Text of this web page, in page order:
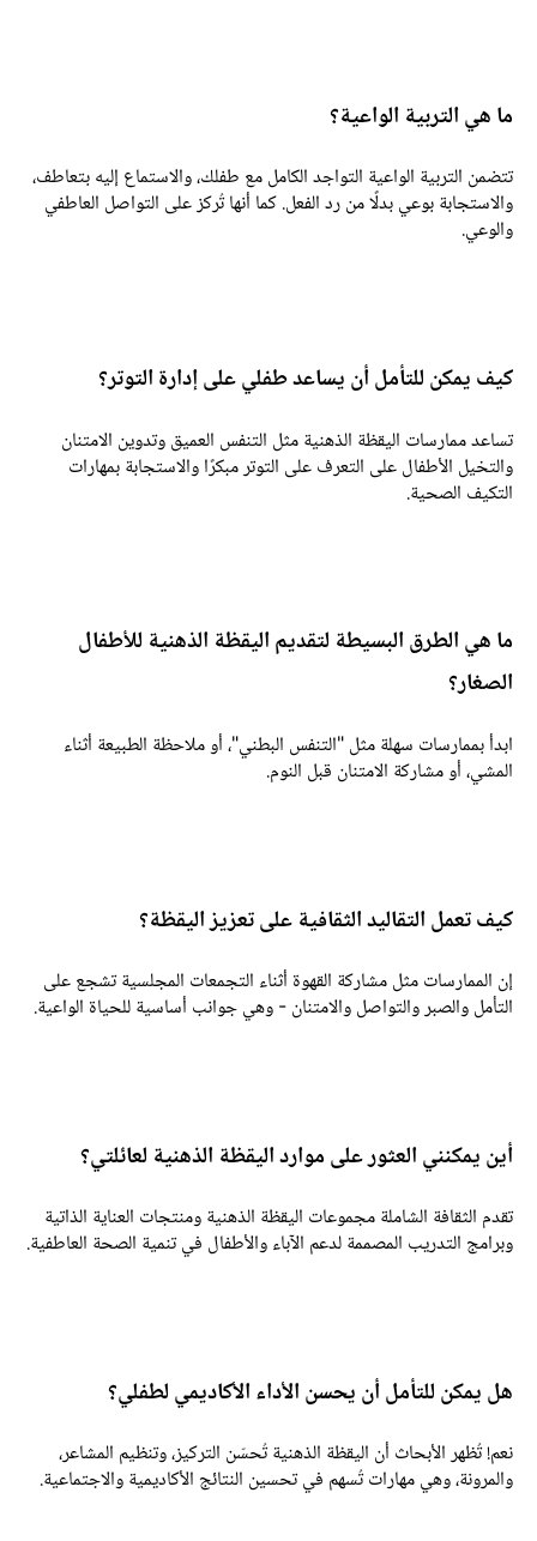
ما هي التربية الواعية؟
تتضمن التربية الواعية التواجد الكامل مع طفلك، والاستماع إليه بتعاطف،
والاستجابة بوعي بدلًا من رد الفعل. كما أنها تُركز على التواصل العاطفي
والوعي.
كيف يمكن للتأمل أن يساعد طفلي على إدارة التوتر؟
تساعد ممارسات اليقظة الذهنية مثل التنفس العميق وتدوين الامتنان
والتخيل الأطفال على التعرف على التوتر مبكرًا والاستجابة بمهارات
التكيف الصحية.
ما هي الطرق البسيطة لتقديم اليقظة الذهنية للأطفال
الصغار؟
ابدأ بممارسات سهلة مثل "التنفس البطني"، أو ملاحظة الطبيعة أثناء
المشي، أو مشاركة الامتنان قبل النوم.
كيف تعمل التقاليد الثقافية على تعزيز اليقظة؟
إن الممارسات مثل مشاركة القهوة أثناء التجمعات المجلسية تشجع على
التأمل والصبر والتواصل والامتنان - وهي جوانب أساسية للحياة الواعية.
أين يمكنني العثور على موارد اليقظة الذهنية لعائلتي؟
تقدم الثقافة الشاملة مجموعات اليقظة الذهنية ومنتجات العناية الذاتية
وبرامج التدريب المصممة لدعم الآباء والأطفال في تنمية الصحة العاطفية.
هل يمكن للتأمل أن يحسن الأداء الأكاديمي لطفلي؟
نعم! تُظهر الأبحاث أن اليقظة الذهنية تُحسّن التركيز، وتنظيم المشاعر،
والمرونة، وهي مهارات تُسهم في تحسين النتائج الأكاديمية والاجتماعية.